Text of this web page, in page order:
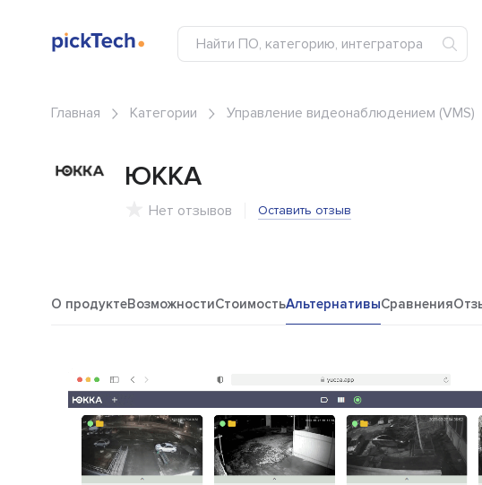
Главная Категории Управление видеонаблюдением (VMS)
ЮККА
Нет отзывов Оставить отзыв
О продуктеВозможностиСтоимостьАльтернативыСравнения